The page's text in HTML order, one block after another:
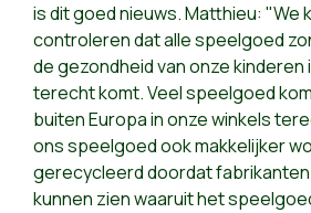
is dit goed nieuws. Matthieu: "We
controleren dat alle speelgoed
de gezondheid van onze kinderen
terecht komt. Veel speelgoed
buiten Europa in onze winkels
ons speelgoed ook makkelijker
gerecycleerd doordat
kunnen zien waaruit het